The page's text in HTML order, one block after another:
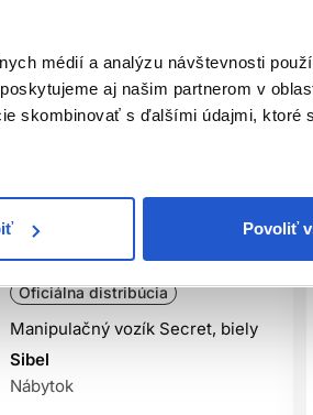
médií a analýzu návštevnosti
aj našim partnerom v
skombinovať s ďalšími údajmi, ktoré
Povoliť
Doprava zadarmo
Oficiálna distribúcia
Manipulačný vozík Secret, biely
Sibel
Nábytok